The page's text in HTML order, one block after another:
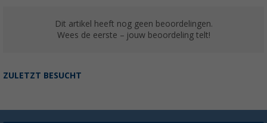
Dit artikel heeft nog geen beoordelingen.
Wees de eerste – jouw beoordeling telt!
ZULETZT BESUCHT